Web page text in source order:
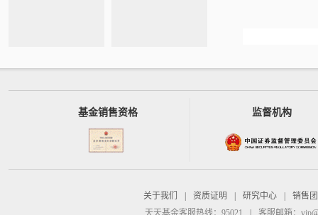
基金销售资格 监督机构
关于我们 资质证明 研究中心
销售
天天基金客服热线：95021
客服邮箱：